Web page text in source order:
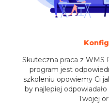
Skuteczna praca z WMS
program jest
szkoleniu opowiemy Ci
by najlepiej
Twojej